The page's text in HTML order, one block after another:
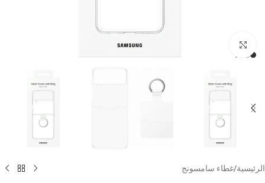
الرئيسية/غطاء سامسونج